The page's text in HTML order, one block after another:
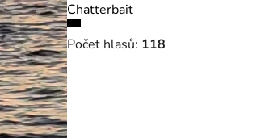
Chatterbait
Počet hlasů: 118